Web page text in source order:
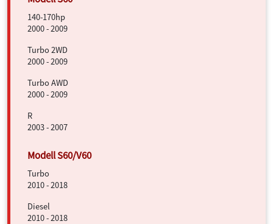
140-170hp
2000 - 2009
Turbo 2WD
2000 - 2009
Turbo AWD
2000 - 2009
R
2003 - 2007
Turbo
2010 - 2018
Diesel
2010 - 2018